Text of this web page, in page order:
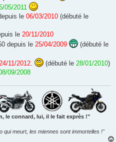
05/2011
le 06/03/2010 (débuté le
le 20/11/2010
depuis le 25/04/2009
(débuté le
24/11/2012 (débuté le 28/01/2010)
09/2008
le connard, lui, il le fait exprès !"
qui meurt, les miennes sont immortelles !"